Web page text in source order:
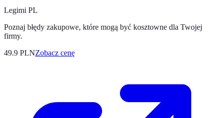
Legimi PL
Poznaj błędy zakupowe, które mogą być kosztowne dla Twojej
firmy.
49.9 PLNZobacz cenę